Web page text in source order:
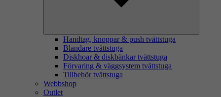
Handtag, knoppar & push tvättstuga
Blandare tvättstuga
Diskhoar & diskbänkar tvättstuga
Förvaring & väggsystem tvättstuga
Tillbehör tvättstuga
Webbshop
Outlet